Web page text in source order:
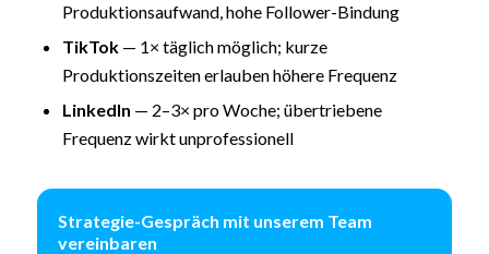
Produktionsaufwand, hohe Follower-Bindung
TikTok— 1× täglich möglich; kurze
Produktionszeiten erlauben höhere Frequenz
LinkedIn — 2–3× pro Woche; übertriebene
Frequenz wirkt unprofessionell
Strategie-Gespräch mit unserem Team
vereinbaren